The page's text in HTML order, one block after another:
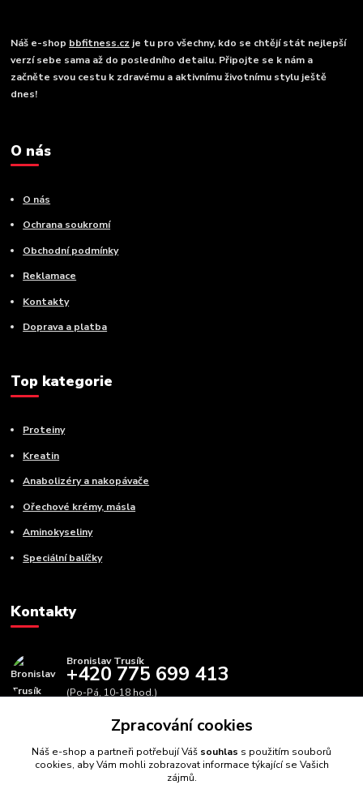
Náš e-shop bbfitness.cz je tu pro všechny, kdo se chtějí stát nejlepší
verzí sebe sama až do posledního detailu. Připojte se k nám a
začněte svou cestu k zdravému a aktivnímu životnímu stylu ještě
dnes!
O nás
O nás
Ochrana soukromí
Obchodní podmínky
Reklamace
Kontakty
Doprava a platba
Top kategorie
Proteiny
Kreatin
Anabolizéry a nakopávače
Ořechové krémy, másla
Aminokyseliny
Speciální balíčky
Kontakty
Bronislav Trusík
+420 775 699 413
(Po-Pá, 10-18 hod.)
info@bbfitness.czZpracování cookies
Náš e-shop a partneři potřebují Váš souhlas s použitím souborů
cookies, aby Vám mohli zobrazovat informace týkající se Vašich
zájmů.